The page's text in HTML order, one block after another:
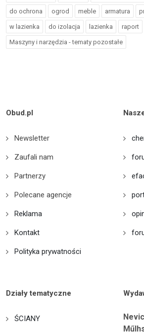
do ochrona ogrod meble armatura
w lazienka do izolacja lazienka raport
Maszyny i narzędzia - tematy pozostałe
Obud.pl
Newsletter
Zaufali nam
Partnerzy
Polecane agencje
Reklama
Kontakt
Polityka prywatności
Działy tematyczne
ŚCIANY